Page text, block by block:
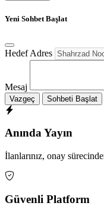
Yeni Sohbet Başlat
Hedef Adres
Mesaj
Vazgeç Sohbeti Başlat
Anında Yayın
İlanlarınız, onay
Güvenli Platform